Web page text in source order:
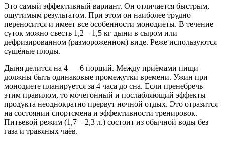
Это самый эффективный вариант. Он отличается быстрым,
ощутимым результатом. При этом он наиболее трудно
переносится и имеет все особенности монодиеты. В течение
суток можно съесть 1,2 – 1,5 кг дыни в сыром или
дефризированном (размороженном) виде. Реже используются
сушёные плоды.
Дыня делится на 4 — 6 порций. Между приёмами пищи
должны быть одинаковые промежутки времени. Ужин при
монодиете планируется за 4 часа до сна. Если пренебречь
этим правилом, то мочегонный и послабляющий эффекты
продукта неоднократно прервут ночной отдых. Это отразится
на состоянии спортсмена и эффективности тренировок.
Питьевой режим (1,7 – 2,3 л.) состоит из обычной воды без
газа и травяных чаёв.